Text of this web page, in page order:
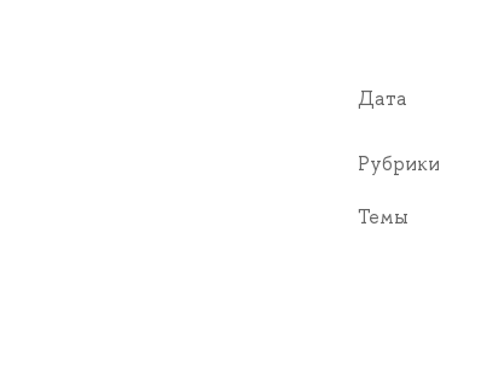
Дата
Рубрики
Темы